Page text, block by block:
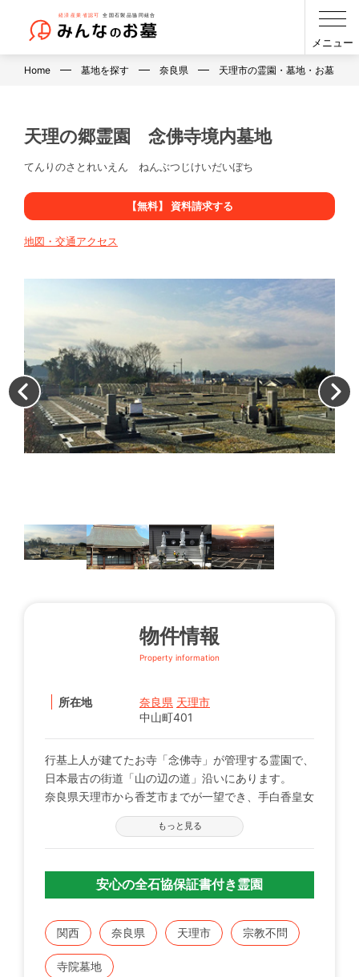
メニュー
Home 墓地を探す 奈良県 天理市の霊園・墓地・お墓
天理の郷霊園 念佛寺境内墓地
てんりのさとれいえん ねんぶつじけいだいぼち
【無料】 資料請求する
地図・交通アクセス
物件情報
Property information
所在地 奈良県 天理市
中山町401
行基上人が建てたお寺「念佛寺」が管理する霊園で、
日本最古の街道「山の辺の道」沿いにあります。
奈良県天理市から香芝市までが一望でき、手白香皇女
衾田陵、崇神天皇陵、櫛山古墳、景行天皇陵など古墳
に囲まれています。
二上山に沈む夕日が大変美しい、緑豊かな霊地。
大型駐車場完備で西名阪自動車道「天理インター」よ
り約15分の好立地。
・永代供養墓あり。
・あずま屋あり。
・盆、彼岸のみ仏花・線香の販売あり。
もっと見る
安心の全石協保証書付き霊園
関西 奈良県 天理市 宗教不問
寺院墓地